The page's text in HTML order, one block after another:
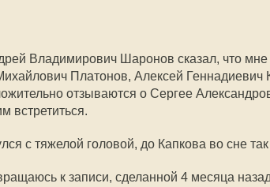
Владимирович Шаронов сказал, что мне
Платонов, Алексей
отзываются о Сергее
встретиться.
с тяжелой головой, до Капкова во сне
к записи, сделанной 4 месяца